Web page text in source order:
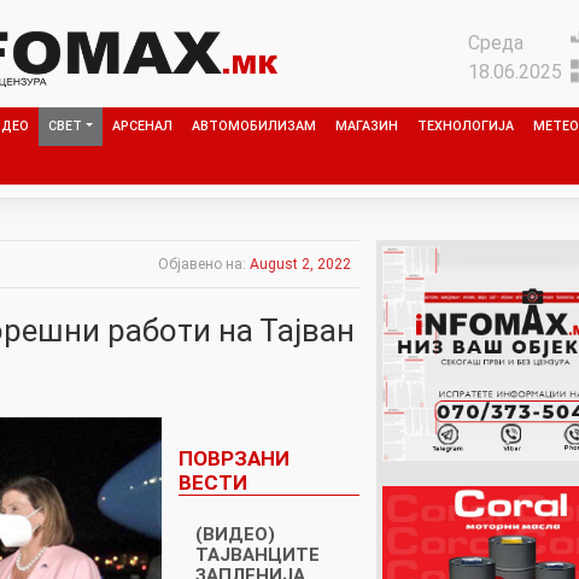
Среда
18.06.2025
СВЕТ АРСЕНАЛ АВТОМОБИЛИЗАМ МАГАЗИН ТЕХНОЛОГИЈА МЕТЕО
Објавено на: August 2, 2022
работи на Тајван
ПОВРЗАНИ
ВЕСТИ
(ВИДЕО)
ТАЈВАНЦИТЕ